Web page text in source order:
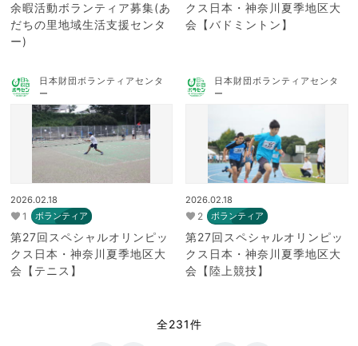
余暇活動ボランティア募集(あ
だちの里地域生活支援センタ
ー)
クス日本・神奈川夏季地区大
会【バドミントン】
日本財団ボランティアセンタ
ー
2026.02.18
1 ボランティア
第27回スペシャルオリンピッ
クス日本・神奈川夏季地区大
会【テニス】
日本財団ボランティアセンタ
ー
2026.02.18
2 ボランティア
第27回スペシャルオリンピッ
クス日本・神奈川夏季地区大
会【陸上競技】
全231件